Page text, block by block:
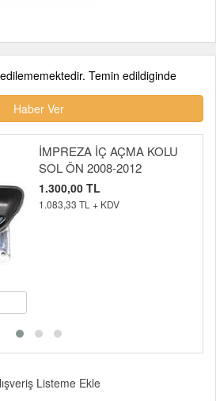
Temin edildiginde
Haber Ver
İMPREZA İÇ AÇMA KOLU
SOL ÖN 2008-2012
1.300,00 TL
1.083,33 TL + KDV
Listeme Ekle